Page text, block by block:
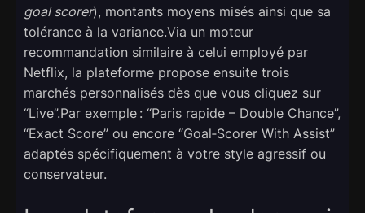
goal scorer), montants moyens misés ainsi que sa
tolérance à la variance.Via un moteur
recommandation similaire à celui employé par
Netflix, la plateforme propose ensuite trois
marchés personnalisés dès que vous cliquez sur
“Live”.Par exemple : “Paris rapide – Double Chance”,
“Exact Score” ou encore “Goal‑Scorer With Assist”
adaptés spécifiquement à votre style agressif ou
conservateur.